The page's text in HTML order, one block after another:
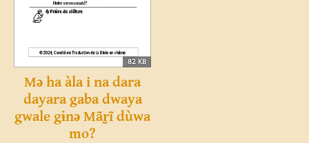
82 KB
Mə ha àla i na dara
dayara gaba dwaya
gwale gɨnə Mãr̰ĩ dùwa
mo?